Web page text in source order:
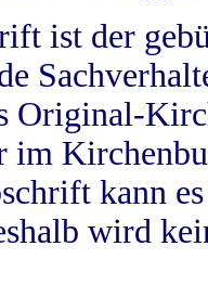
ist der
Original-
im
kann
wird